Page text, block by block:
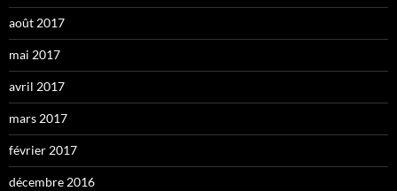
août 2017
mai 2017
avril 2017
mars 2017
février 2017
décembre 2016